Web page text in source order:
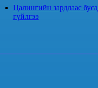
Цалингийн зардлаас
гүйлгээ